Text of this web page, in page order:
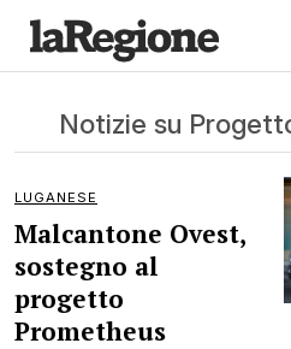
Notizie su
LUGANESE
Malcantone Ovest,
sostegno al
progetto
Prometheus